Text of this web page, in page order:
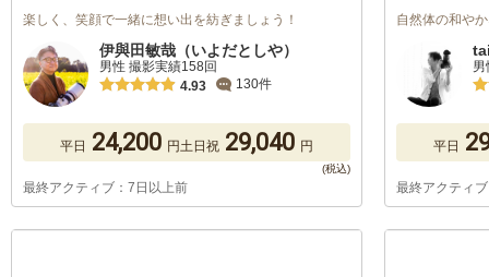
楽しく、笑顔で一緒に想い出を紡ぎましょう！
伊與田敏哉（いよだとしや）
男性 撮影実績158回
4.93
130件
平日 24,200 円土日祝 29,040 円
最終アクティブ：7日以上前
自然体の和や
平日
最終アクティ